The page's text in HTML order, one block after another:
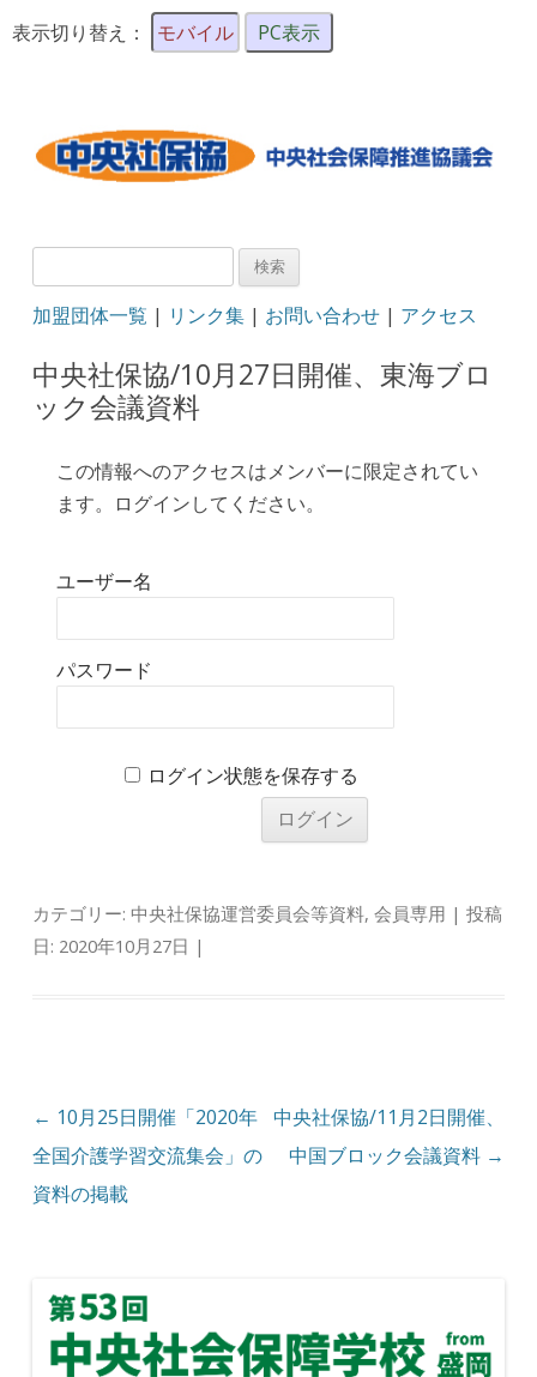
表示切り替え： モバイル PC表示
検
加盟団体一覧 | リンク集 | お問い合わせ | アクセス
中央社保協/10月27日開催、東海ブロ
ック会議資料
この情報へのアクセスはメンバーに限定されてい
ます。ログインしてください。
ユーザー名
パスワード
ログイン状態を保存する
カテゴリー:中央社保協運営委員会等資料,会員専用 | 投稿
日: 2020年10月27日 |
投稿ナビゲーション
← 10月25日開催「2020年
全国介護学習交流集会」の
資料の掲載
中央社保協/11月2日開催、
中国ブロック会議資料 →